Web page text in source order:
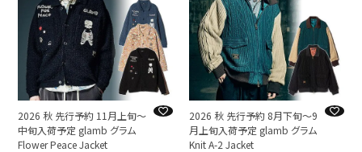
2026 秋 先行予約 11月上旬～
中旬入荷予定 glamb グラム
Flower Peace Jacket
2026 秋 先行予約 8月下旬～9
月上旬入荷予定 glamb グラム
Knit A-2 Jacket